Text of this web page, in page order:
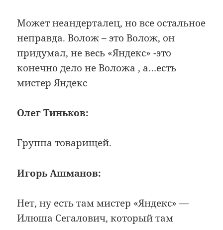
Может неандерталец, но все остальное
неправда. Волож – это Волож, он
придумал, не весь «Яндекс» -это
конечно дело не Воложа , а…есть
мистер Яндекс
Олег Тиньков:
Группа товарищей.
Игорь Ашманов:
Нет, ну есть там мистер «Яндекс» —
Илюша Сегалович, который там